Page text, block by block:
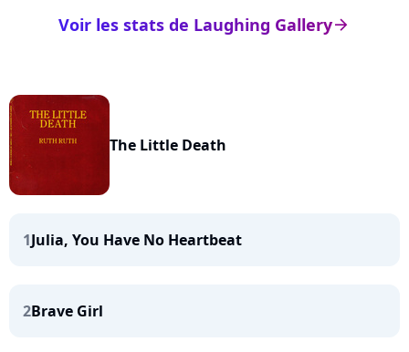
arrow_right
Voir les stats de Laughing Gallery
The Little Death
1Julia, You Have No Heartbeat
2Brave Girl